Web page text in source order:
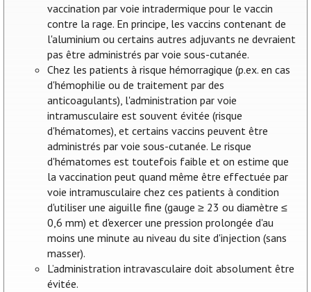
vaccination par voie intradermique pour le vaccin
contre la rage. En principe, les vaccins contenant de
l'aluminium ou certains autres adjuvants ne devraient
pas être administrés par voie sous-cutanée.
Chez les patients à risque hémorragique (p.ex. en cas
d'hémophilie ou de traitement par des
anticoagulants), l'administration par voie
intramusculaire est souvent évitée (risque
d'hématomes), et certains vaccins peuvent être
administrés par voie sous-cutanée. Le risque
d'hématomes est toutefois faible et on estime que
la vaccination peut quand même être effectuée par
voie intramusculaire chez ces patients à condition
d'utiliser une aiguille fine (gauge ≥ 23 ou diamètre ≤
0,6 mm) et d'exercer une pression prolongée d'au
moins une minute au niveau du site d'injection (sans
masser).
L’administration intravasculaire doit absolument être
évitée.